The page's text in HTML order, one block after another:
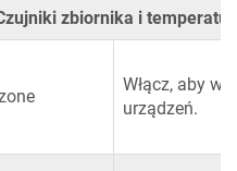
zbiornika i
Włącz, aby
urządzeń.